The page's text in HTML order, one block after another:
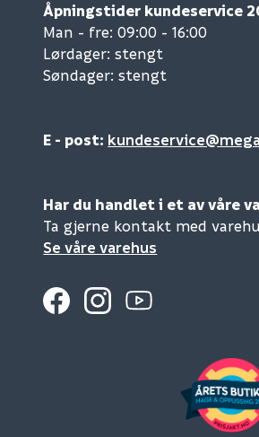
Åpningstider kundeservice
Man - fre: 09:00 - 16:00
Lørdager: stengt
Søndager: stengt
E - post:
Har du handlet i et av våre
Ta gjerne kontakt med
Se våre varehus